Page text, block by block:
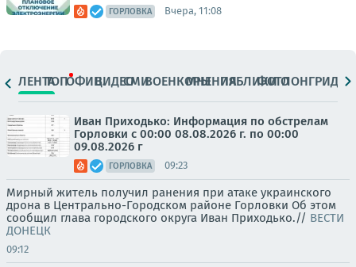
ГОРЛОВКА Вчера, 11:08
ЛЕНТАТОПОФИЦ.ВИДЕОСМИВОЕНКОРЫМНЕНИЯПАБЛИКИ
ФОТОЛОНГРИДЫ
Иван Приходько: Информация по обстрелам
Горловки с 00:00 08.08.2026 г. по 00:00
09.08.2026 г
ГОРЛОВКА 09:23
Мирный житель получил ранения при атаке украинского
дрона в Центрально-Городском районе Горловки Об этом
сообщил глава городского округа Иван Приходько.// ВЕСТИ
ДОНЕЦК
09:12